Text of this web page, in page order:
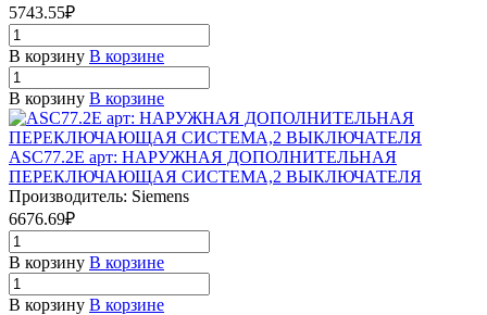
5743.55₽
В корзину В корзине
В корзину В корзине
ASC77.2E арт: НАРУЖНАЯ ДОПОЛНИТЕЛЬНАЯ
ПЕРЕКЛЮЧАЮЩАЯ СИСТЕМА,2 ВЫКЛЮЧАТЕЛЯ
Производитель: Siemens
6676.69₽
В корзину В корзине
В корзину В корзине